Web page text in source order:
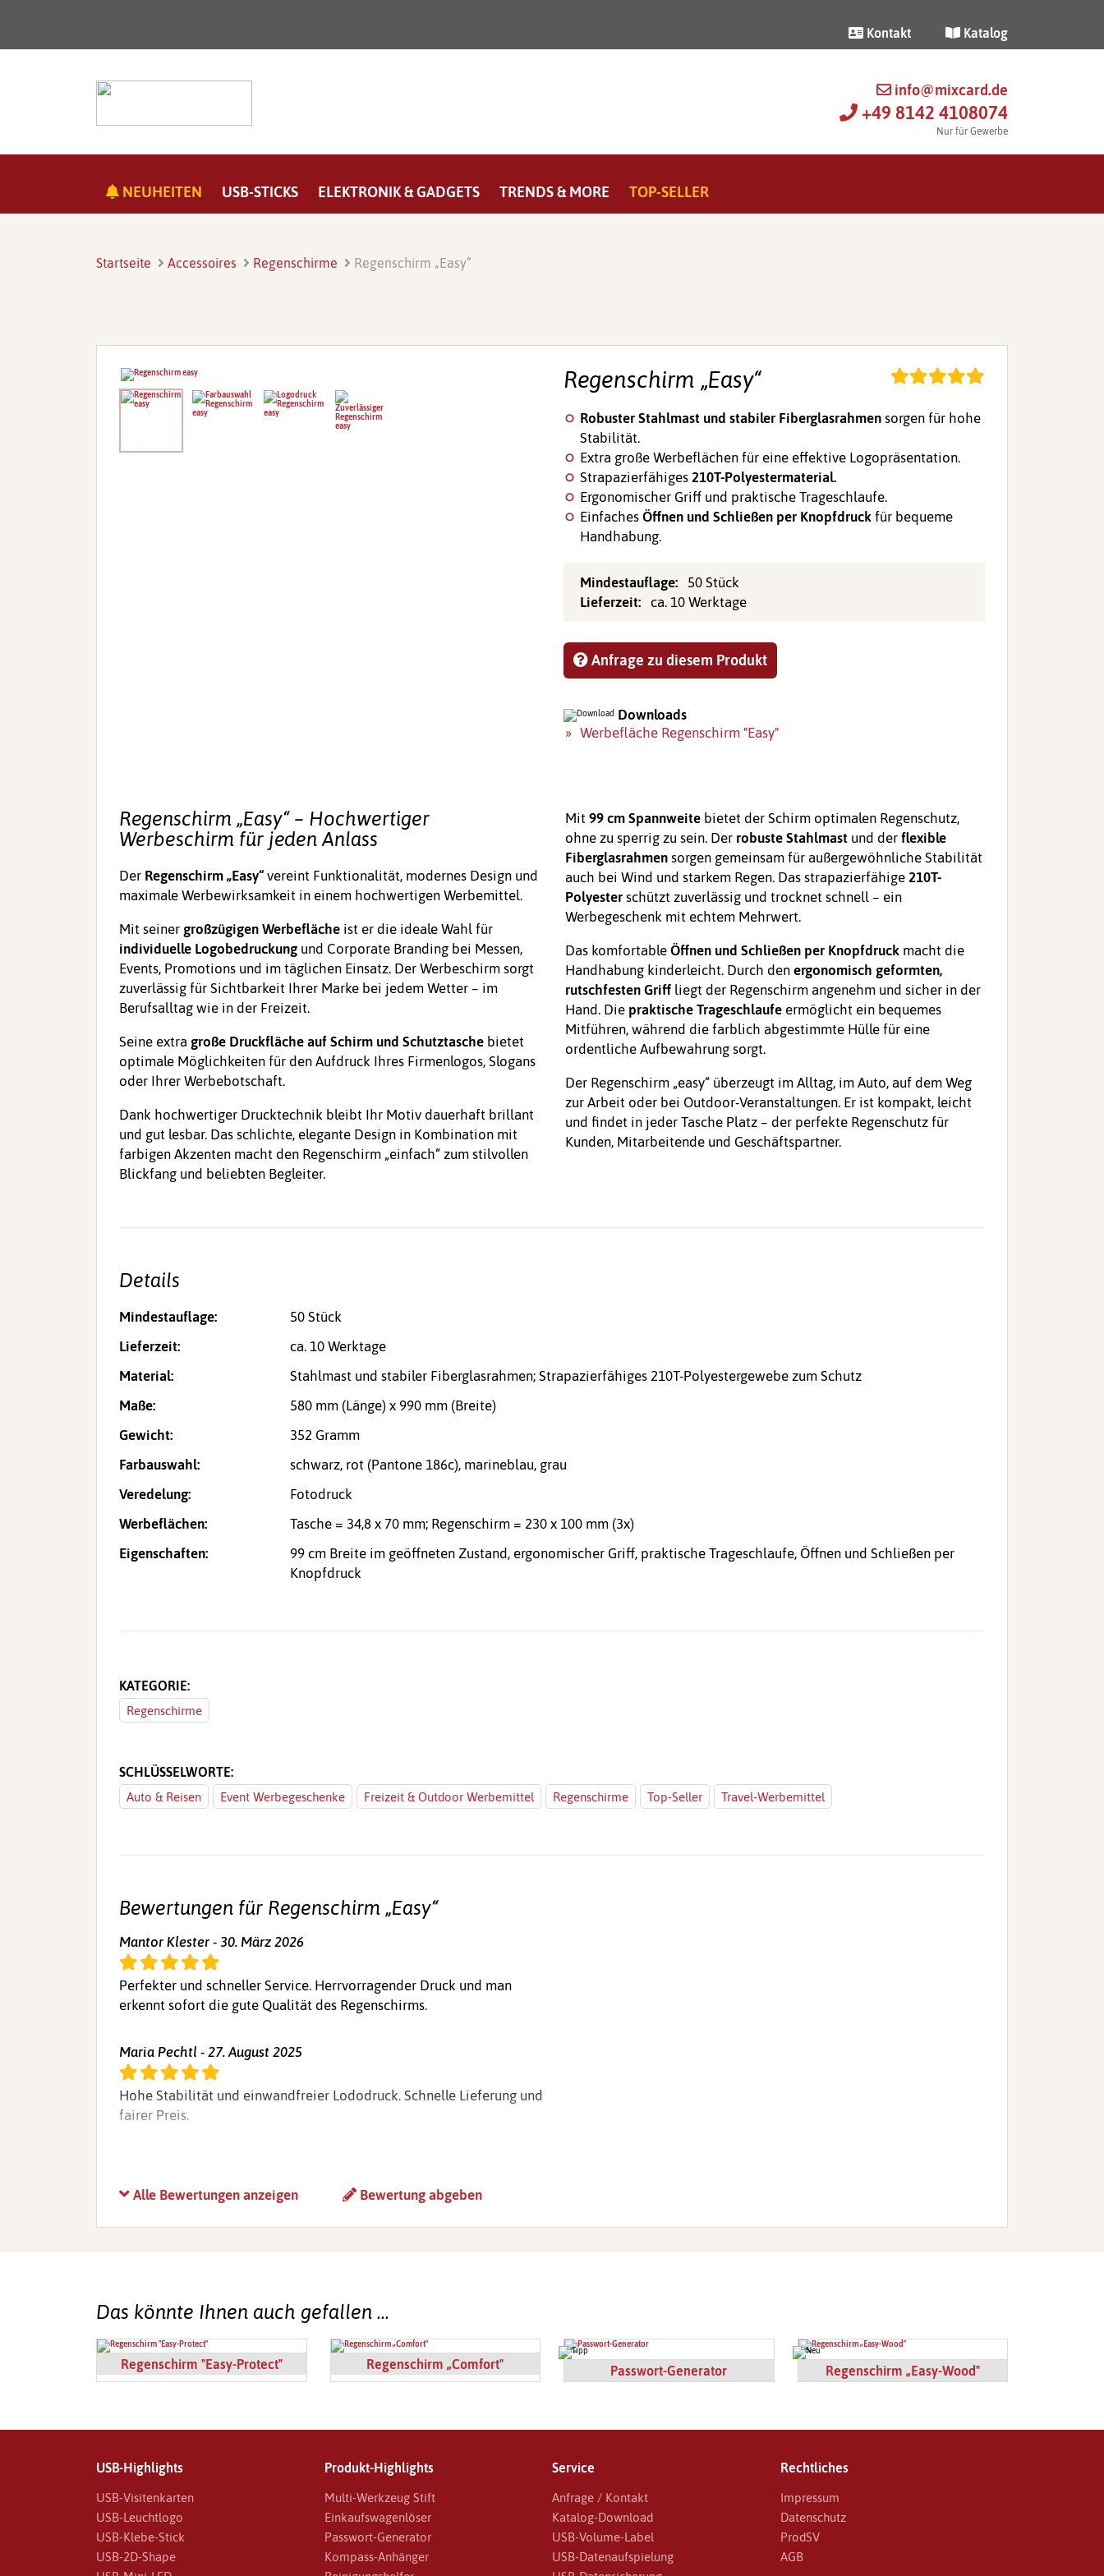
Kontakt Katalog
info@mixcard.de
+49 8142 4108074
Nur für Gewerbe
NEUHEITEN USB-STICKS ELEKTRONIK & GADGETS TRENDS & MORE TOP-SELLER
Startseite Accessoires Regenschirme Regenschirm „Easy“
Regenschirm „Easy“
Robuster Stahlmast und stabiler Fiberglasrahmen sorgen für hohe
Stabilität.
Extra große Werbeflächen für eine effektive Logopräsentation.
Strapazierfähiges 210T-Polyestermaterial.
Ergonomischer Griff und praktische Trageschlaufe.
Einfaches Öffnen und Schließen per Knopfdruck für bequeme
Handhabung.
Mindestauflage:
50 Stück
Lieferzeit: ca. 10 Werktage
Anfrage zu diesem Produkt
Downloads
Werbefläche Regenschirm "Easy"
Regenschirm „Easy“ – Hochwertiger
Werbeschirm für jeden Anlass
Der Regenschirm „Easy“ vereint Funktionalität, modernes Design und
maximale Werbewirksamkeit in einem hochwertigen Werbemittel.
Mit seiner großzügigen Werbefläche ist er die ideale Wahl für
individuelle Logobedruckung und Corporate Branding bei Messen,
Events, Promotions und im täglichen Einsatz. Der Werbeschirm sorgt
zuverlässig für Sichtbarkeit Ihrer Marke bei jedem Wetter – im
Berufsalltag wie in der Freizeit.
Seine extra große Druckfläche auf Schirm und Schutztasche bietet
optimale Möglichkeiten für den Aufdruck Ihres Firmenlogos, Slogans
oder Ihrer Werbebotschaft.
Dank hochwertiger Drucktechnik bleibt Ihr Motiv dauerhaft brillant
und gut lesbar. Das schlichte, elegante Design in Kombination mit
farbigen Akzenten macht den Regenschirm „einfach“ zum stilvollen
Blickfang und beliebten Begleiter.
Mit 99 cm Spannweite bietet der Schirm optimalen Regenschutz,
ohne zu sperrig zu sein. Der robuste Stahlmast und der flexible
Fiberglasrahmen sorgen gemeinsam für außergewöhnliche Stabilität
auch bei Wind und starkem Regen. Das strapazierfähige 210T-
Polyester schützt zuverlässig und trocknet schnell – ein
Werbegeschenk mit echtem Mehrwert.
Das komfortable Öffnen und Schließen per Knopfdruck macht die
Handhabung kinderleicht. Durch den ergonomisch geformten,
rutschfesten Griff liegt der Regenschirm angenehm und sicher in der
Hand. Die praktische Trageschlaufe ermöglicht ein bequemes
Mitführen, während die farblich abgestimmte Hülle für eine
ordentliche Aufbewahrung sorgt.
Der Regenschirm „easy“ überzeugt im Alltag, im Auto, auf dem Weg
zur Arbeit oder bei Outdoor-Veranstaltungen. Er ist kompakt, leicht
und findet in jeder Tasche Platz – der perfekte Regenschutz für
Kunden, Mitarbeitende und Geschäftspartner.
Details
Mindestauflage:
50 Stück
Lieferzeit:
ca. 10 Werktage
Material:
Stahlmast und stabiler Fiberglasrahmen; Strapazierfähiges 210T-Polyestergewebe zum Schutz
Maße:
580 mm (Länge) x 990 mm (Breite)
Gewicht:
352 Gramm
Farbauswahl:
schwarz, rot (Pantone 186c), marineblau, grau
Veredelung:
Fotodruck
Werbeflächen:
Tasche = 34,8 x 70 mm; Regenschirm = 230 x 100 mm (3x)
Eigenschaften:
99 cm Breite im geöffneten Zustand, ergonomischer Griff, praktische Trageschlaufe, Öffnen und Schließen per
Knopfdruck
KATEGORIE:
Regenschirme
SCHLÜSSELWORTE:
Auto & Reisen Event Werbegeschenke Freizeit & Outdoor Werbemittel Regenschirme Top-Seller Travel-Werbemittel
Bewertungen für Regenschirm „Easy“
Mantor Klester - 30. März 2026
Perfekter und schneller Service. Herrvorragender Druck und man
erkennt sofort die gute Qualität des Regenschirms.
Maria Pechtl - 27. August 2025
Hohe Stabilität und einwandfreier Lododruck. Schnelle Lieferung und
fairer Preis.
Alle Bewertungen anzeigen Bewertung abgeben
Das könnte Ihnen auch gefallen …
Regenschirm "Easy-Protect" Regenschirm „Comfort" Passwort-Generator Regenschirm „Easy-Wood"
USB-Highlights
USB-Visitenkarten
USB-Leuchtlogo
USB-Klebe-Stick
USB-2D-Shape
Produkt-Highlights
Multi-Werkzeug Stift
Einkaufswagenlöser
Passwort-Generator
Kompass-Anhänger
Service
Anfrage / Kontakt
Katalog-Download
USB-Volume-Label
USB-Datenaufspielung
Rechtliches
Impressum
Datenschutz
ProdSV
AGB